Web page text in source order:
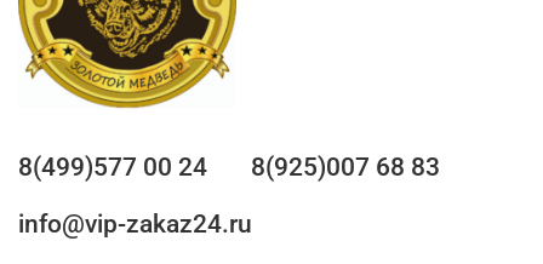
8(499)577 00 24
8(925)007 68 83
info@vip-zakaz24.ru